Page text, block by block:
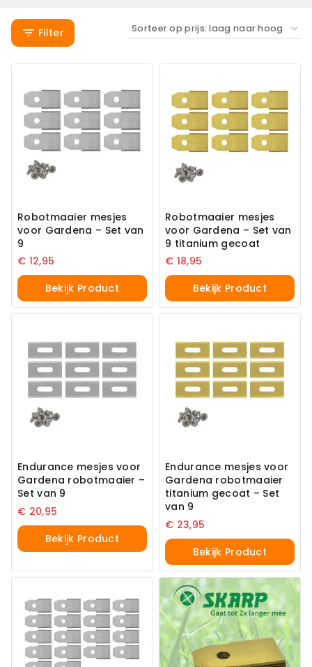
Filter
Robotmaaier mesjes
voor Gardena – Set van
9
€ 12,95
Bekijk Product
Robotmaaier mesjes
voor Gardena – Set van
9 titanium gecoat
€ 18,95
Bekijk Product
Endurance mesjes voor
Gardena robotmaaier –
Set van 9
€ 20,95
Bekijk Product
Endurance mesjes voor
Gardena robotmaaier
titanium gecoat – Set
van 9
€ 23,95
Bekijk Product